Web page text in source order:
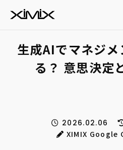
生成AIでマネジ
る？ 意思決定
2026.02.06
XIMIX Google